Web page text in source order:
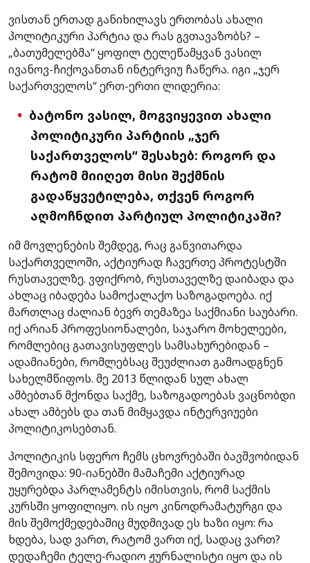
ვისთან ერთად განიხილავს ერთობას ახალი
პოლიტიკური პარტია და რას გვთავაზობს? –
„ბათუმელებმა“ ყოფილ ტელეწამყვან ვასილ
ივანოვ-ჩიქოვანთან ინტერვიუ ჩაწერა. იგი „ჯერ
საქართველოს“ ერთ-ერთი ლიდერია:
ბატონო ვასილ, მოგვიყევით ახალი
პოლიტიკური პარტიის „ჯერ
საქართველოს“ შესახებ: როგორ და
რატომ მიიღეთ მისი შექმნის
გადაწყვეტილება, თქვენ როგორ
აღმოჩნდით პარტიულ პოლიტიკაში?
იმ მოვლენების შემდეგ, რაც განვითარდა
საქართველოში, აქტიურად ჩავერთე პროტესტში
რუსთაველზე. ვფიქრობ, რუსთაველზე დაიბადა და
ახლაც იბადება სამოქალაქო საზოგადოება. იქ
მართლაც ძალიან ბევრ თემაზეა საქმიანი საუბარი.
იქ არიან პროფესიონალები, საჯარო მოხელეები,
რომლებიც გათავისუფლეს სამსახურებიდან –
ადამიანები, რომლებსაც შეუძლიათ გამოადგნენ
სახელმწიფოს. მე 2013 წლიდან სულ ახალ
ამბებთან მქონდა საქმე, საზოგადოებას ვაცნობდი
ახალ ამბებს და თან მიმყავდა ინტერვიუები
პოლიტიკოსებთან.
პოლიტიკის სფერო ჩემს ცხოვრებაში ბავშვობიდან
შემოვიდა: 90-იანებში მამაჩემი აქტიურად
უყურებდა პარლამენტს იმისთვის, რომ საქმის
კურსში ყოფილიყო. ის იყო კინოდრამატურგი და
მის შემოქმედებაშიც მუდმივად ეს ხაზი იყო: რა
ხდება, სად ვართ, რატომ ვართ იქ, სადაც ვართ?
დედაჩემი ტელე-რადიო ჟურნალისტი იყო და ის